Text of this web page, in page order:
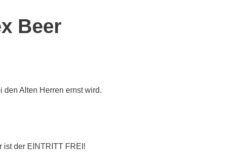
Beer
den Alten Herren ernst wird.
ist der EINTRITT FREI!